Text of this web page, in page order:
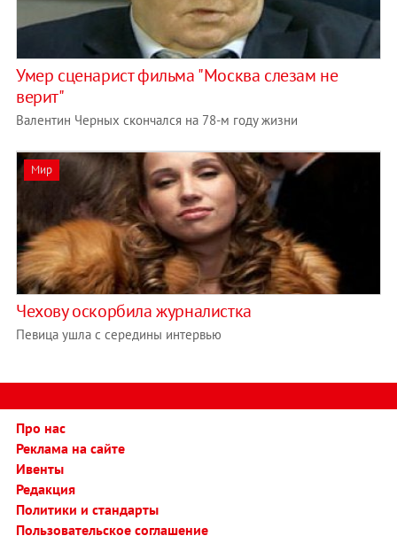
Умер сценарист фильма "Москва слезам не
верит"
Валентин Черных скончался на 78-м году жизни
Мир
Чехову оскорбила журналистка
Певица ушла с середины интервью
Про нас
Реклама на сайте
Ивенты
Редакция
Политики и стандарты
Пользовательское соглашение